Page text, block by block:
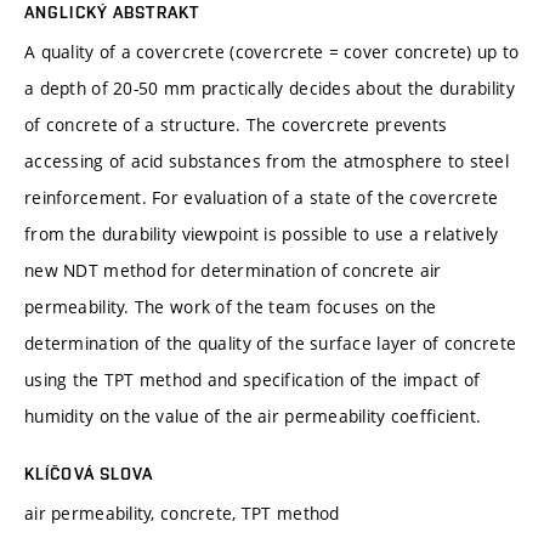
ANGLICKÝ ABSTRAKT
A quality of a covercrete (covercrete = cover concrete) up to
a depth of 20-50 mm practically decides about the durability
of concrete of a structure. The covercrete prevents
accessing of acid substances from the atmosphere to steel
reinforcement. For evaluation of a state of the covercrete
from the durability viewpoint is possible to use a relatively
new NDT method for determination of concrete air
permeability. The work of the team focuses on the
determination of the quality of the surface layer of concrete
using the TPT method and specification of the impact of
humidity on the value of the air permeability coefficient.
KLÍČOVÁ SLOVA
air permeability, concrete, TPT method